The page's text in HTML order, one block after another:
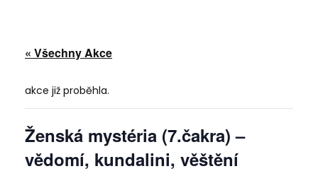
« Všechny Akce
akce již proběhla.
Ženská mystéria (7.čakra) –
vědomí, kundalini, věštění